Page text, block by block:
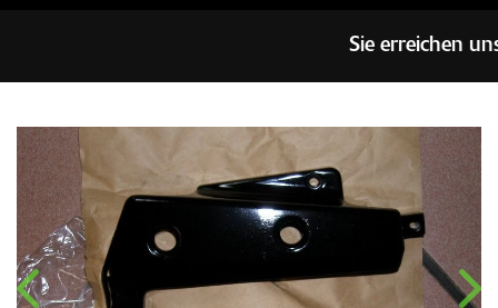
Sie erreichen